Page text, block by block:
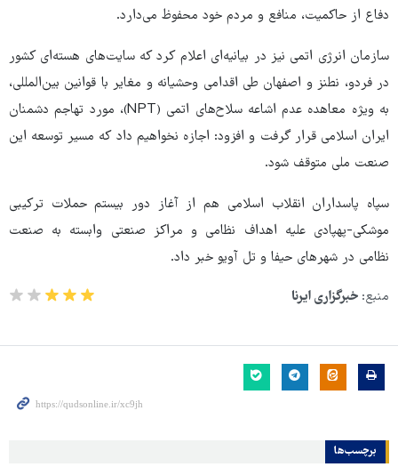
دفاع از حاکمیت، منافع و مردم خود محفوظ می‌دارد.
سازمان انرژی اتمی نیز در بیانیه‌ای اعلام کرد که سایت‌های هسته‌ای کشور
در فردو، نطنز و اصفهان طی اقدامی وحشیانه و مغایر با قوانین بین‌المللی،
به ویژه معاهده عدم اشاعه سلاح‌های اتمی (NPT)، مورد تهاجم دشمنان
ایران اسلامی قرار گرفت و افزود: اجازه‌ نخواهیم داد که مسیر توسعه این
صنعت ملی متوقف شود.
سپاه پاسداران انقلاب اسلامی هم از آغاز دور بیستم حملات ترکیبی
موشکی-پهپادی علیه اهداف نظامی و مراکز صنعتی وابسته به صنعت
نظامی در شهرهای حیفا و تل آویو خبر داد.
منبع: خبرگزاری ایرنا
برچسب‌ها